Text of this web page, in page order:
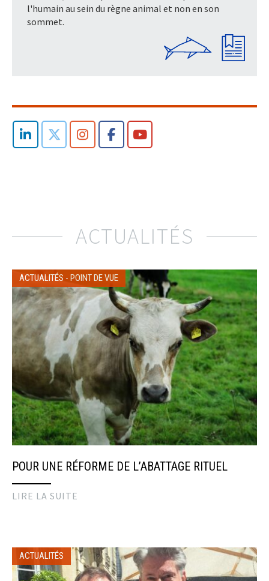
l'humain au sein du règne animal et non en son
sommet.
ACTUALITÉS
ACTUALITÉS - POINT DE VUE
POUR UNE RÉFORME DE L’ABATTAGE RITUEL
LIRE LA SUITE
ACTUALITÉS